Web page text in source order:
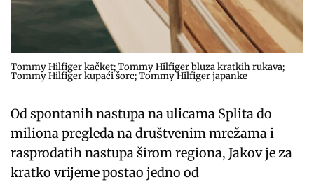
Tommy Hilfiger kačket; Tommy Hilfiger bluza kratkih rukava;
Tommy Hilfiger kupaći šorc; Tommy Hilfiger japanke
Od spontanih nastupa na ulicama Splita do
miliona pregleda na društvenim mrežama i
rasprodatih nastupa širom regiona, Jakov je za
kratko vrijeme postao jedno od